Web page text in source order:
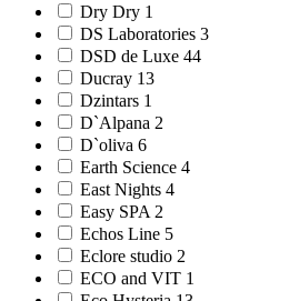
Dry Dry 1
DS Laboratories 3
DSD de Luxe 44
Ducray 13
Dzintars 1
D`Alpana 2
D`oliva 6
Earth Science 4
East Nights 4
Easy SPA 2
Echos Line 5
Eclore studio 2
ECO and VIT 1